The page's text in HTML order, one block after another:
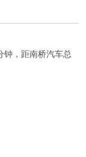
钟，距南桥汽车总